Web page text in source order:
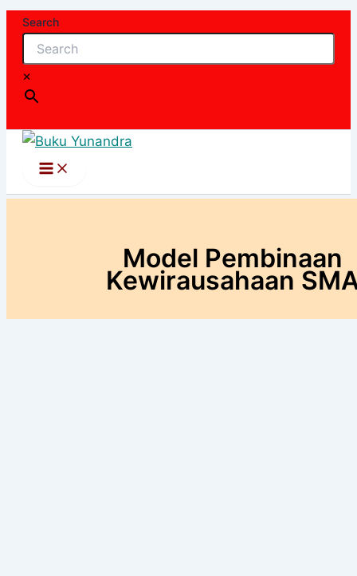
Lewati
konten
Search
×
Model Pembinaan
Kewirausahaan